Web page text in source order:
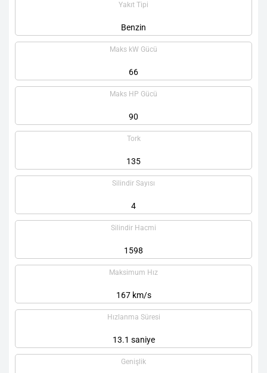
Yakıt Tipi
Benzin
Maks kW Gücü
66
Maks HP Gücü
90
Tork
135
Silindir Sayısı
4
Silindir Hacmi
1598
Maksimum Hız
167 km/s
Hızlanma Süresi
13.1 saniye
Genişlik